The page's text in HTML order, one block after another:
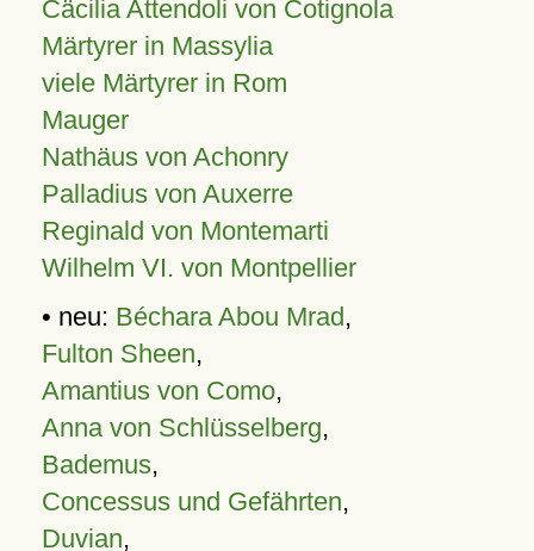
Cäcilia Attendoli von Cotignola
Märtyrer in Massylia
viele Märtyrer in Rom
Mauger
Nathäus von Achonry
Palladius von Auxerre
Reginald von Montemarti
Wilhelm VI. von Montpellier
• neu: Béchara Abou Mrad,
Fulton Sheen,
Amantius von Como,
Anna von Schlüsselberg,
Bademus,
Concessus und Gefährten,
Duvian,